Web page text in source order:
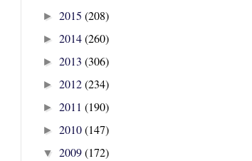
► 2015 (208)
► 2014(260)
► 2013 (306)
► 2012(234)
► 2011 (190)
► 2010(147)
▼ 2009(172)